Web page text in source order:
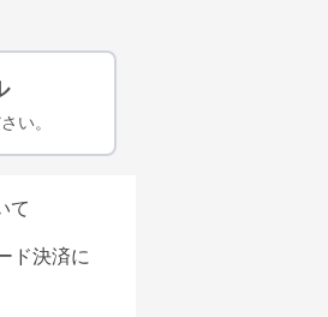
い。
て
ド決済に